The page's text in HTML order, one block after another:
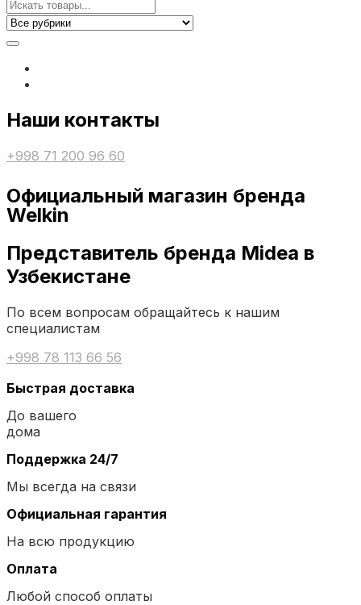
Наши контакты
+998 71 200 96 60
Официальный магазин бренда
Welkin
Представитель бренда Midea в
Узбекистане
По всем вопросам обращайтесь к нашим
специалистам
+998 78 113 66 56
Быстрая доставка
До вашего
дома
Поддержка 24/7
Мы всегда на связи
Официальная гарантия
На всю продукцию
Оплата
Любой способ оплаты